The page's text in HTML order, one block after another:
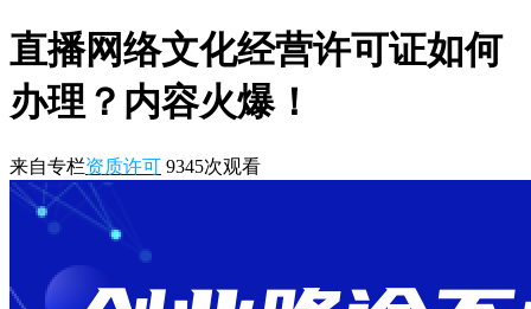
直播网络文化经营许可证如何
办理？内容火爆！
来自专栏资质许可 9345次观看